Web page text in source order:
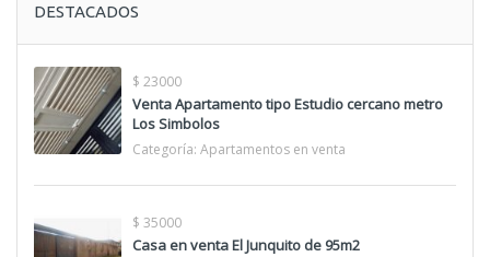
DESTACADOS
$ 23000
Venta Apartamento tipo Estudio cercano metro
Los Simbolos
Categoría: Apartamentos en venta
$ 35000
Casa en venta El Junquito de 95m2